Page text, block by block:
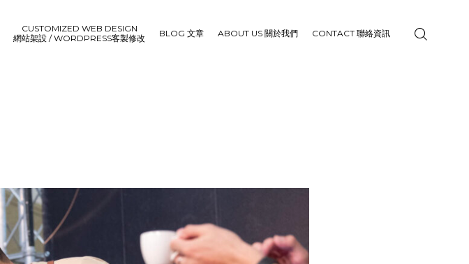
CUSTOMIZED WEB DESIGN
網站架設 / WORDPRESS客製修改
BLOG 文章 ABOUT US 關於我們 CONTACT 聯絡資訊